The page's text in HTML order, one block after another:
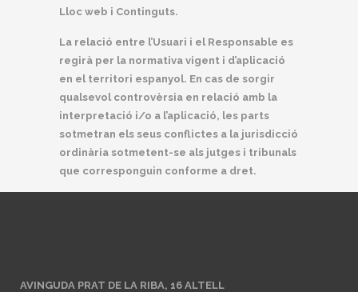
Lloc web i Continguts.
La relació entre l’Usuari i el Responsable es
regirà per la normativa vigent i d’aplicació
en el territori espanyol. En cas de sorgir
qualsevol controvèrsia en relació amb la
interpretació i/o a l’aplicació, les parts
sotmetran els seus conflictes a la jurisdicció
ordinària sotmetent-se als jutges i tribunals
que corresponguin conforme a dret.
AVINGUDA PRAT DE LA RIBA, 16 ALTELL